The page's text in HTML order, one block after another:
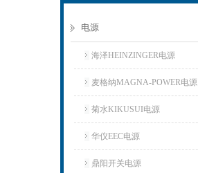
电源
海泽HEINZINGER电源
麦格纳MAGNA-POWER电源
菊水KIKUSUI电源
华仪EEC电源
鼎阳开关电源